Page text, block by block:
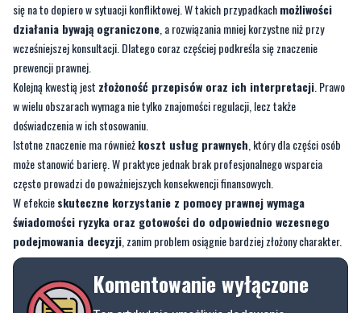
się na to dopiero w sytuacji konfliktowej. W takich przypadkachmożliwości
działania bywają ograniczone, a rozwiązania mniej korzystne niż przy
wcześniejszej konsultacji. Dlatego coraz częściej podkreśla się znaczenie
prewencji prawnej.
Kolejną kwestią jest złożoność przepisów oraz ich interpretacji. Prawo
w wielu obszarach wymaga nie tylko znajomości regulacji, lecz także
doświadczenia w ich stosowaniu.
Istotne znaczenie ma równieżkoszt usług prawnych, który dla części osób
może stanowić barierę. W praktyce jednak brak profesjonalnego wsparcia
często prowadzi do poważniejszych konsekwencji finansowych.
W efekcieskuteczne korzystanie z pomocy prawnej wymaga
świadomości ryzyka oraz gotowości do odpowiednio wczesnego
podejmowania decyzji, zanim problem osiągnie bardziej złożony charakter.
Komentowanie wyłączone